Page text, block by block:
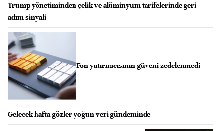
Trump yönetiminden çelik ve alüminyum tarifelerinde geri
adım sinyali
Fon yatırımcısının güveni zedelenmedi
Gelecek hafta gözler yoğun veri gündeminde